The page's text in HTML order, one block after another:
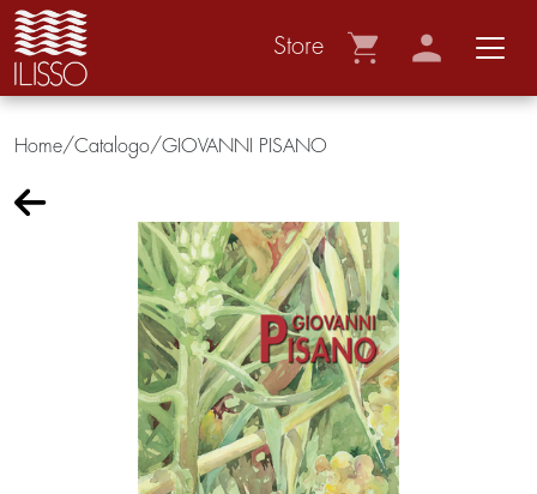
Store
Home/Catalogo/GIOVANNI PISANO